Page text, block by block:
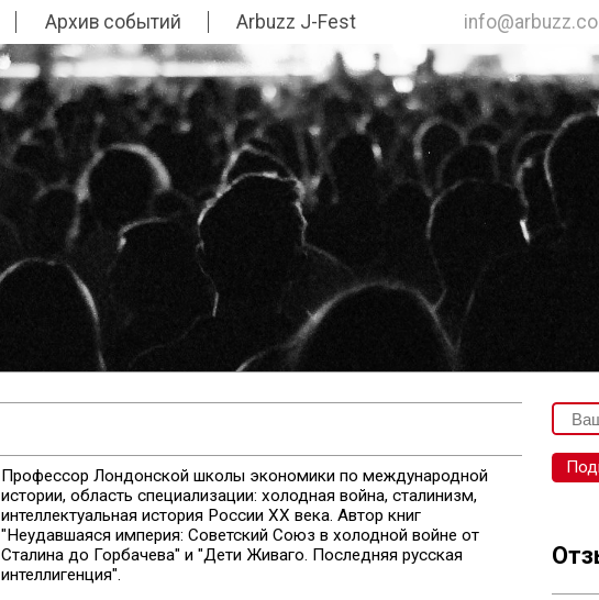
Архив событий Arbuzz J-Fest
Профессор Лондонской школы экономики по международной
истории, область специализации: холодная война, сталинизм,
интеллектуальная история России XX века. Автор книг
"Неудавшаяся империя: Советский Союз в холодной войне от
Сталина до Горбачева" и "Дети Живаго. Последняя русская
интеллигенция".